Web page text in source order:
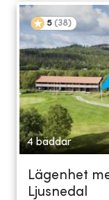
5 (38)
4 bäddar
Lägenhet
Ljusnedal